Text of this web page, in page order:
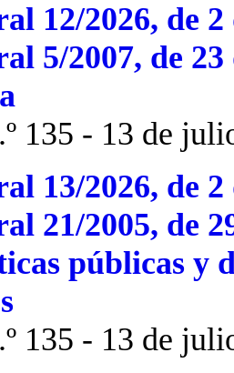
12/2026, de
5/2007, de
135 - 13 de
13/2026, de
21/2005, de
públicas y
135 - 13 de